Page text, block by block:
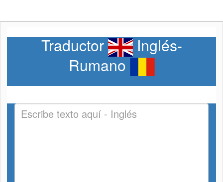
Traductor
Inglés-
Rumano